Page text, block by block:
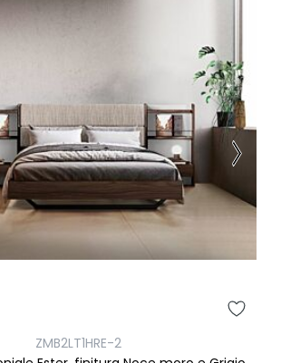
ZMB2LT1HRE-2